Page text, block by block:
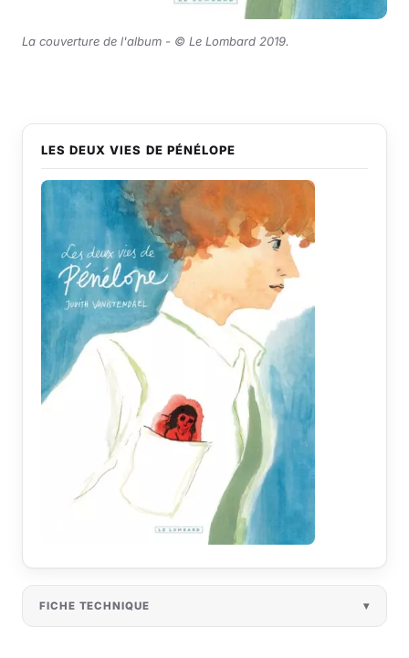
La couverture de l'album - © Le Lombard 2019.
LES DEUX VIES DE PÉNÉLOPE
FICHE TECHNIQUE